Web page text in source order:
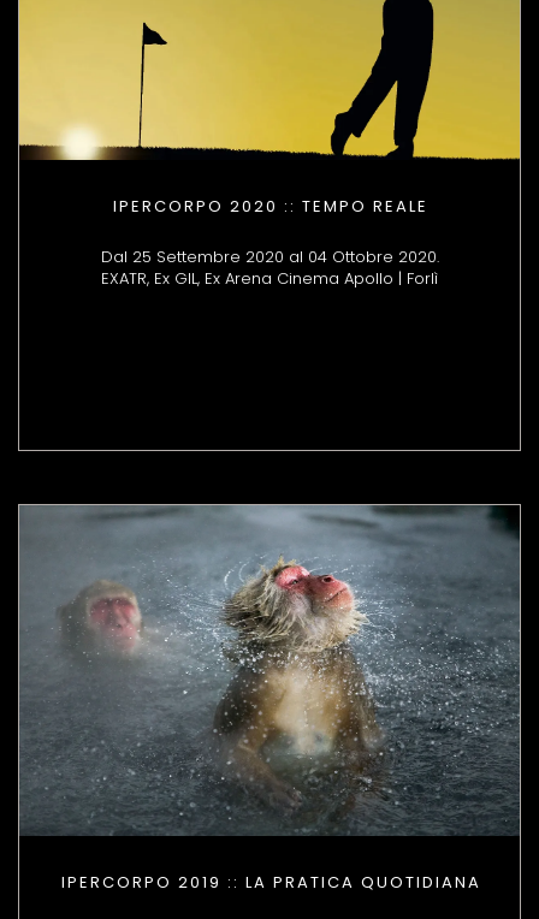
IPERCORPO 2020 :: TEMPO REALE
Dal 25 Settembre 2020 al 04 Ottobre 2020.
EXATR, Ex GIL, Ex Arena Cinema Apollo | Forlì
IPERCORPO 2019 :: LA PRATICA QUOTIDIANA